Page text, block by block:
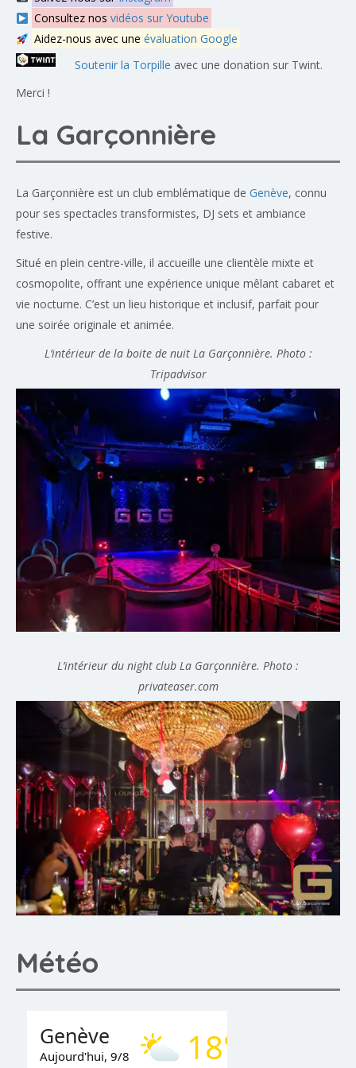
Consultez nos vidéos sur Youtube
Aidez-nous avec une évaluation Google
Soutenir la Torpille avec une donation sur Twint.
Merci !
La Garçonnière
La Garçonnière est un club emblématique de Genève, connu
pour ses spectacles transformistes, DJ sets et ambiance
festive.
Situé en plein centre-ville, il accueille une clientèle mixte et
cosmopolite, offrant une expérience unique mêlant cabaret et
vie nocturne. C’est un lieu historique et inclusif, parfait pour
une soirée originale et animée.
L’intérieur de la boite de nuit La Garçonnière. Photo :
Tripadvisor
L’intérieur du night club La Garçonnière. Photo :
privateaser.com
Météo